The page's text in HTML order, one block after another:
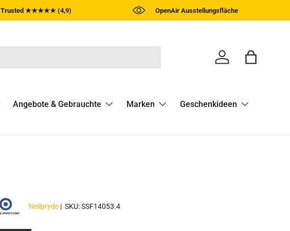
Trusted ★★★★★ (4,9) OpenAir Ausstellungsfläche
Einloggen
Angebote & Gebrauchte Marken Geschenkideen
Neilpryde |SKU: SSF14053.4